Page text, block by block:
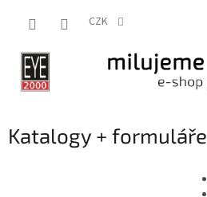
CZK
Katalogy + formuláře